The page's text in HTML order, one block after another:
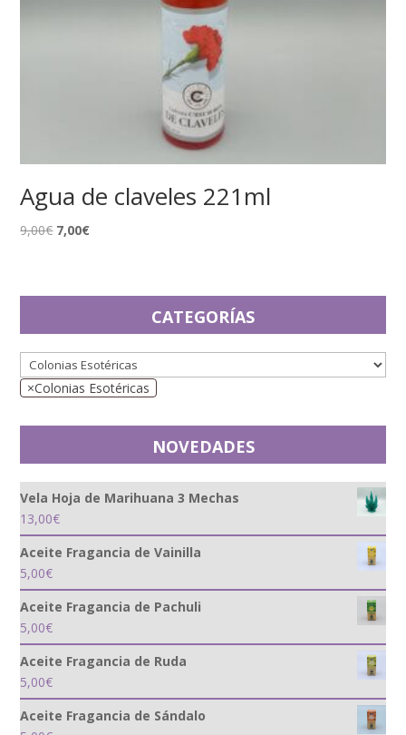
Agua de claveles 221ml
9,00€ El
era:
7,00€El
es:
CATEGORÍAS
×Colonias Esotéricas
NOVEDADES
Vela Hoja de Marihuana 3 Mechas
13,00€
Aceite Fragancia de Vainilla
5,00€
Aceite Fragancia de Pachuli
5,00€
Aceite Fragancia de Ruda
5,00€
Aceite Fragancia de Sándalo